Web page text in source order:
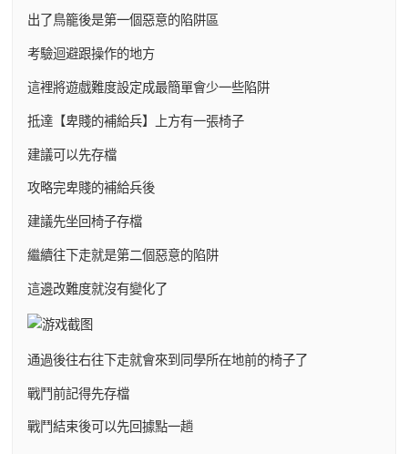
出了鳥籠後是第一個惡意的陷阱區
考驗迴避跟操作的地方
這裡將遊戲難度設定成最簡單會少一些陷阱
抵達【卑賤的補給兵】上方有一張椅子
建議可以先存檔
攻略完卑賤的補給兵後
建議先坐回椅子存檔
繼續往下走就是第二個惡意的陷阱
這邊改難度就沒有變化了
通過後往右往下走就會來到同學所在地前的椅子了
戰鬥前記得先存檔
戰鬥結束後可以先回據點一趟